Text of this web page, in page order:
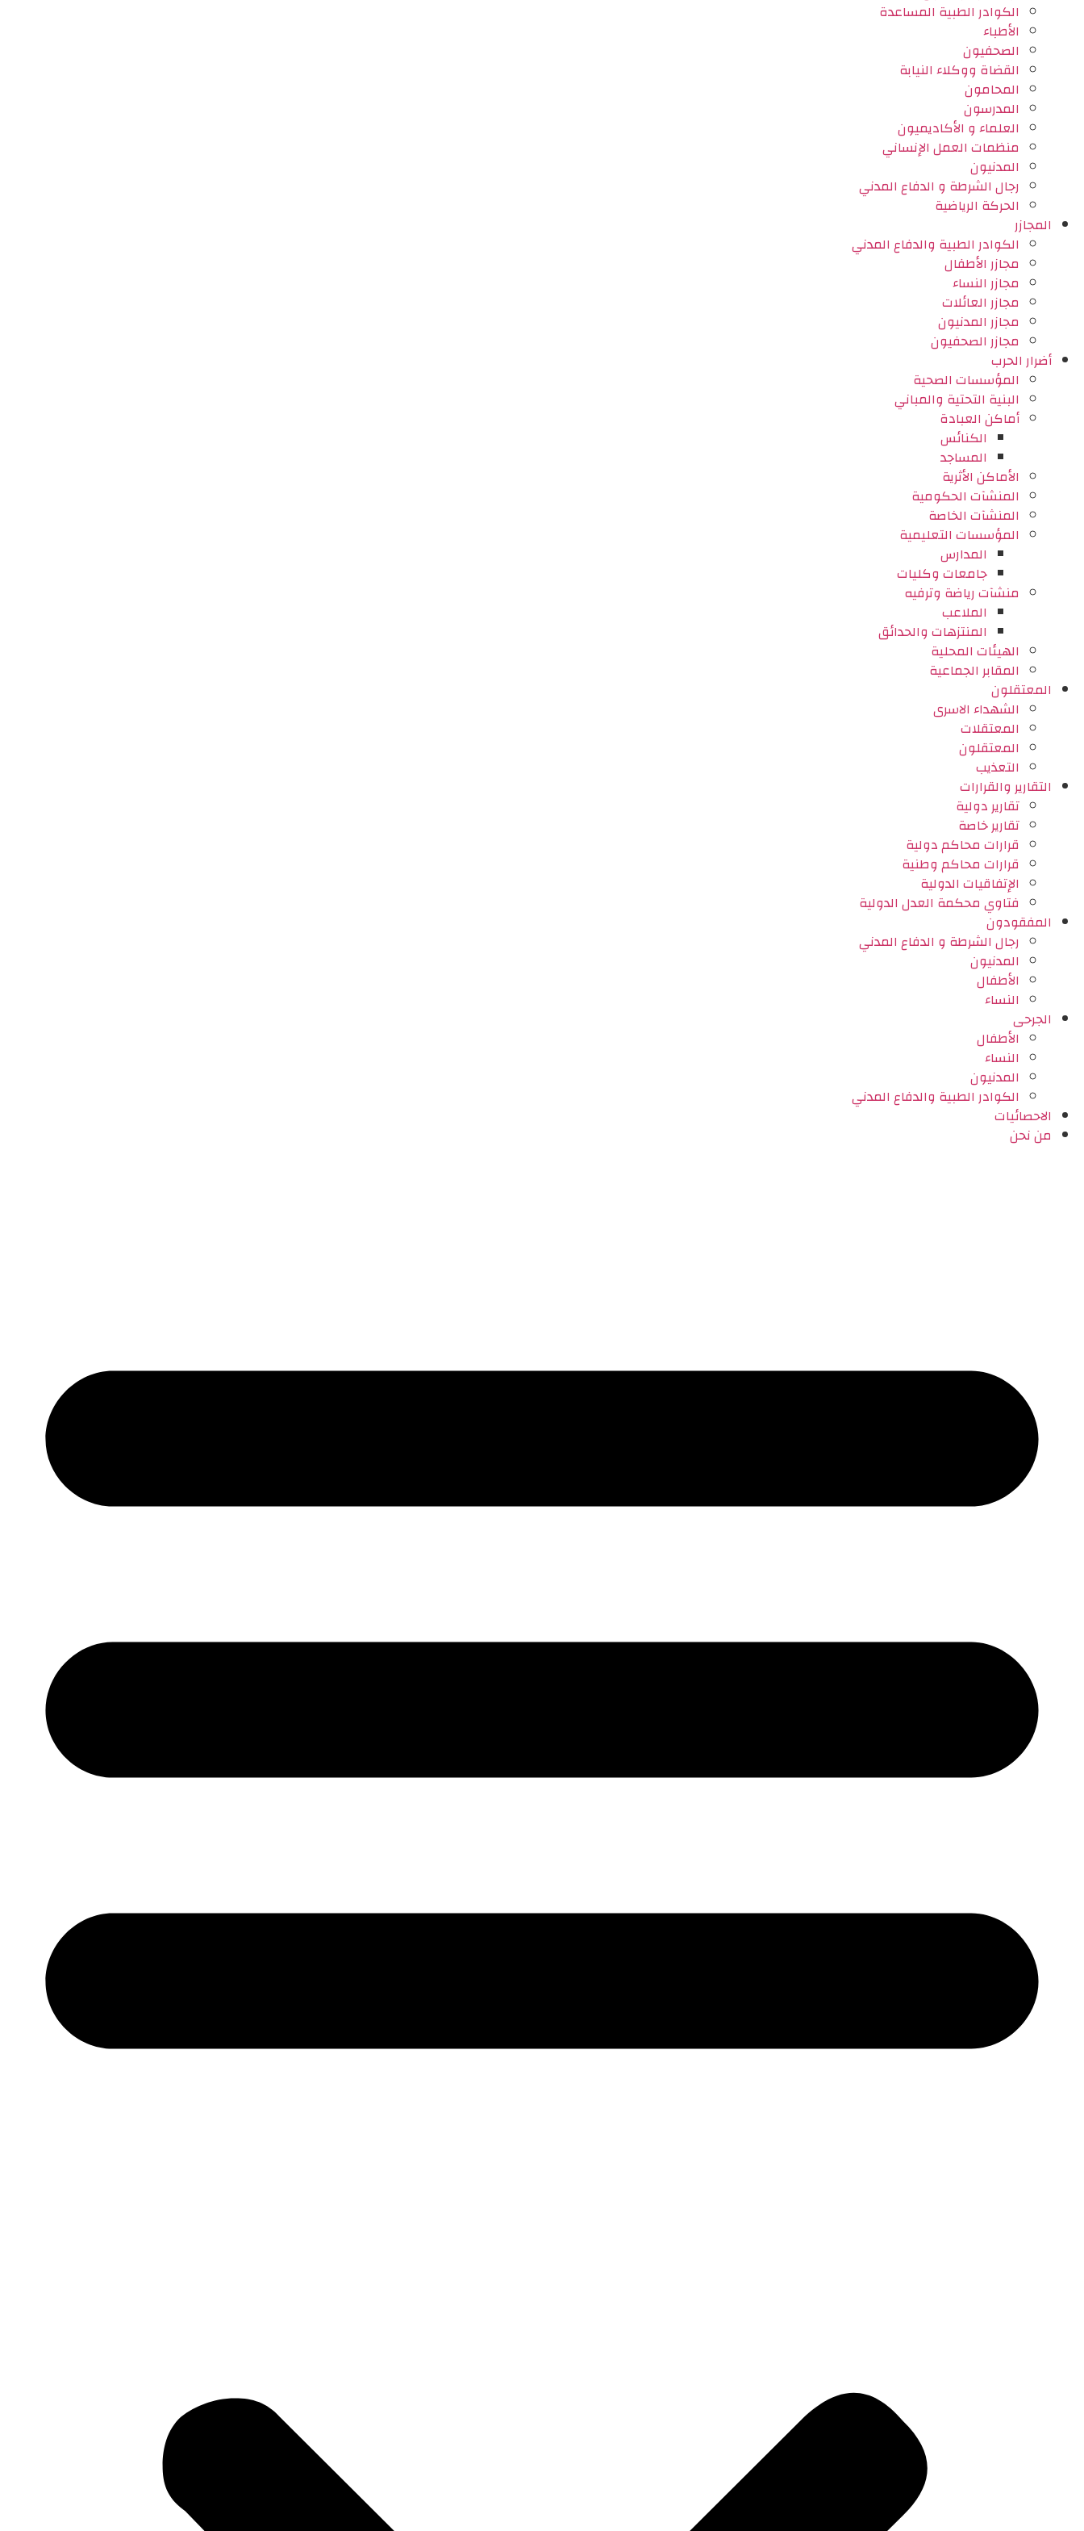
الكوادر الطبية المساعدة
الأطباء
الصحفيون
القضاة ووكلاء النيابة
المحامون
المدرسون
العلماء و الأكاديميون
منظمات العمل الإنساني
المدنيون
رجال الشرطة و الدفاع المدني
الحركة الرياضية
المجازر
الكوادر الطبية والدفاع المدني
مجازر الأطفال
مجازر النساء
مجازر العائلات
مجازر المدنيون
مجازر الصحفيون
أضرار الحرب
المؤسسات الصحية
البنية التحتية والمباني
أماكن العبادة
الكنائس
المساجد
الأماكن الأثرية
المنشآت الحكومية
المنشآت الخاصة
المؤسسات التعليمية
المدارس
جامعات وكليات
منشآت رياضة وترفيه
الملاعب
المنتزهات والحدائق
الهيئات المحلية
المقابر الجماعية
المعتقلون
الشهداء الاسرى
المعتقلات
المعتقلون
التعذيب
التقارير والقرارات
تقارير دولية
تقارير خاصة
قرارات محاكم دولية
قرارات محاكم وطنية
الإتفاقيات الدولية
فتاوي محكمة العدل الدولية
المفقودون
رجال الشرطة و الدفاع المدني
المدنيون
الأطفال
النساء
الجرحى
الأطفال
النساء
المدنيون
الكوادر الطبية والدفاع المدني
الاحصائيات
من نحن